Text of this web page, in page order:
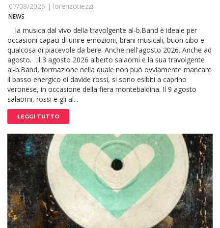
07/08/2026 | lorenzotiezzi
NEWS
la musica dal vivo della travolgente al-b.Band è ideale per
occasioni capaci di unire emozioni, brani musicali, buon cibo e
qualcosa di piacevole da bere. Anche nell'agosto 2026. Anche ad
agosto. il 3 agosto 2026 alberto salaorni e la sua travolgente
al-b.Band, formazione nella quale non può ovviamente mancare
il basso energico di davide rossi, si sono esibiti a caprino
veronese, in occasione della fiera montebaldina. Il 9 agosto
salaorni, rossi e gli al...
LEGGI TUTTO